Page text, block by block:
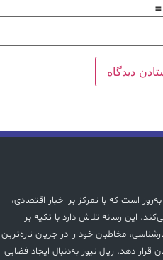
است که با تمرکز بر اخبار اقتصادی،
این رسانه تلاش دارد با تکیه بر
مخاطبان خود را در جریان تازه‌ترین
قرار دهد. ریال نیوز به‌دنبال ایجاد فضایی